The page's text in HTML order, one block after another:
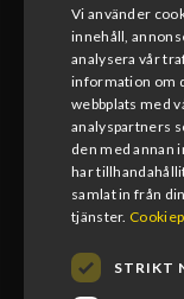
ÖPPETTIDER
Måndag-Fredag
08:00-17:00
Lunchstängt
12:00-13:00
Vi använder
innehåll,
analysera vår
information om
webbplats med
analyspartners
den med annan
har
samlat in från
tjänster.
STRIKT